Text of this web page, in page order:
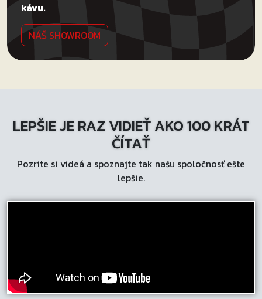
kávu.
NÁŠ SHOWROOM
LEPŠIE JE RAZ VIDIEŤ AKO 100 KRÁT
ČÍTAŤ
Pozrite si videá a spoznajte tak našu spoločnosť ešte
lepšie.